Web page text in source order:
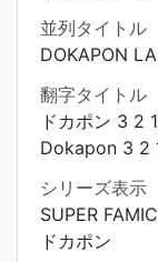
並列タイトル
DOKAPON
翻字タイトル
ドカポン 3 2
Dokapon 3 2
シリーズ表示
SUPER
ドカポン